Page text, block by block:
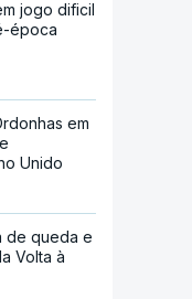
jogo dificil
época
em
Unido
de queda e
Volta à